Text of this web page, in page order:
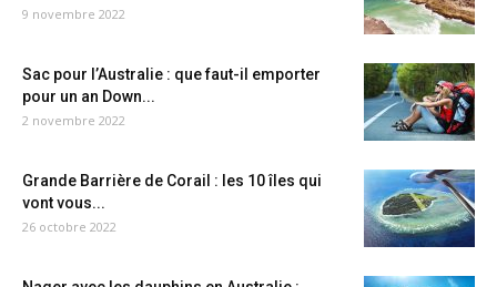
9 novembre 2022
Sac pour l’Australie : que faut-il emporter
pour un an Down...
2 novembre 2022
Grande Barrière de Corail : les 10 îles qui
vont vous...
26 octobre 2022